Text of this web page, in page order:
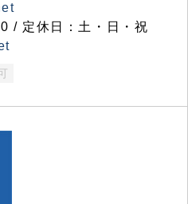
/ 定休日：土・日・祝